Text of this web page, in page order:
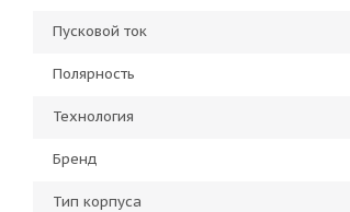
Пусковой ток
Полярность
Технология
Бренд
Тип корпуса